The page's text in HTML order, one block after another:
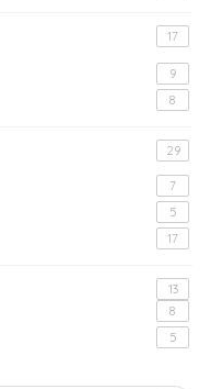
17
9
8
29
7
5
17
13
8
5